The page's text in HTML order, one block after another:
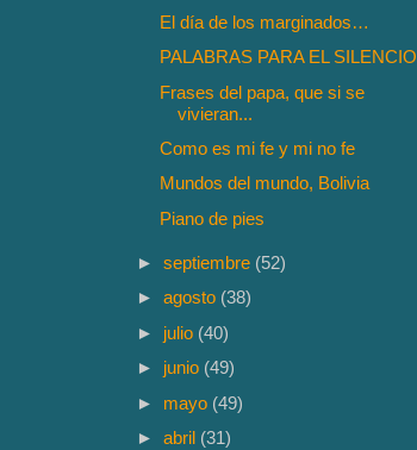
El día de los marginados…
PALABRAS PARA EL SILENCIO
Frases del papa, que si se
vivieran...
Como es mi fe y mi no fe
Mundos del mundo, Bolivia
Piano de pies
►septiembre (52)
►agosto (38)
► julio (40)
► junio (49)
► mayo (49)
►abril (31)